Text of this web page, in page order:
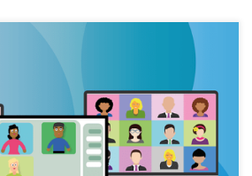
remoto. Quali sono i rischi e e quali
adottare per le aziende per il lavoro a